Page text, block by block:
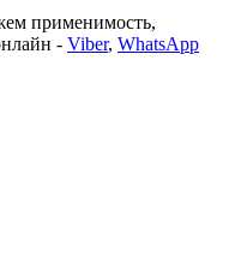
применимость,
- Viber, WhatsApp